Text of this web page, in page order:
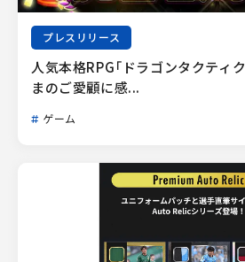
プレスリリース
人気本格RPG「ドラゴンタクティ
まのご愛顧に感...
ゲーム